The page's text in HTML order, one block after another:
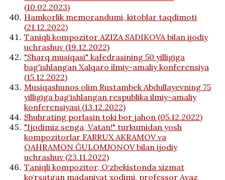
(10.02.2023)
Hamkorlik memorandumi, kitoblar taqdimoti
(21.12.2022)
Тaniqli kompozitor AZIZA SADIKOVA bilan ijodiy
uchrashuv (19.12.2022)
"Sharq musiqasi" kafedrasining 50 yilligiga
bag'ishlangan Xalqaro ilmiy-amaliy konferensiya
(15.12.2022)
Musiqashunos olim Rustambek Abdullayevning 75
yilligiga bag‘ishlangan respublika ilmiy-amaliy
konferensiyаsi (13.12.2022)
Shuhrating porlasin toki bor jahon (05.12.2022)
"Ijodimiz senga, Vatan!" turkumidan yosh
kompozitorlar FARRUX AKRAMOV va
QAHRAMON ĞULOMJONOV bilan ijodiy
uchrashuv (23.11.2022)
Taniqli kompozitor, O‘zbekistonda xizmat
ko‘rsatgan madaniyat xodimi, professor Avaz